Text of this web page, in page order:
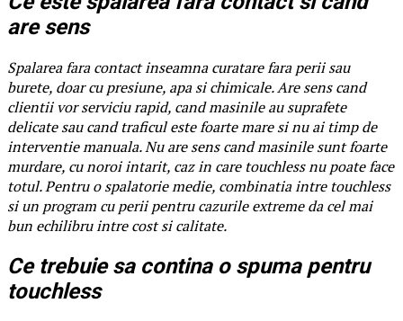
are sens
Spalarea fara contact inseamna curatare fara perii sau
burete, doar cu presiune, apa si chimicale. Are sens cand
clientii vor serviciu rapid, cand masinile au suprafete
delicate sau cand traficul este foarte mare si nu ai timp de
interventie manuala. Nu are sens cand masinile sunt foarte
murdare, cu noroi intarit, caz in care touchless nu poate face
totul. Pentru o spalatorie medie, combinatia intre touchless
si un program cu perii pentru cazurile extreme da cel mai
bun echilibru intre cost si calitate.
Ce trebuie sa contina o spuma pentru
touchless